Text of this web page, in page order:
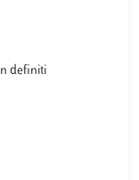
definiti